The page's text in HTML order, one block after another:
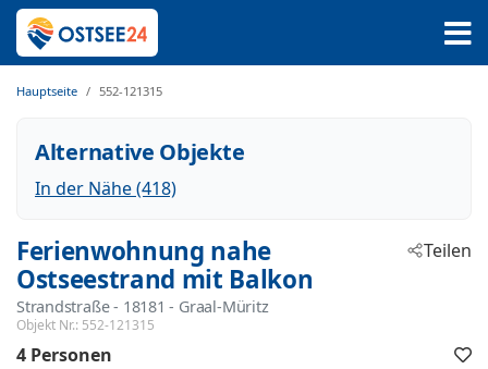
Hauptseite 552-121315
Alternative Objekte
In der Nähe (418)
Ferienwohnung nahe
Ostseestrand mit Balkon
Strandstraße - 18181 - Graal-Müritz
Objekt Nr.: 552-121315
Teilen
4 Personen